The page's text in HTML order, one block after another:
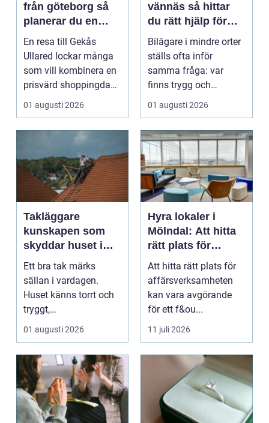
från göteborg så
planerar du en
smidig
shoppingdag
En resa till Gekås
Ullared lockar många
som vill kombinera en
prisvärd shoppingdag
med en enkel och ...
01 augusti 2026
vännäs så hittar
du rätt hjälp för
din bil
Bilägare i mindre orter
ställs ofta inför
samma fråga: var
finns trygg och
prisvärd hjälp när bilen
01 augusti 2026
Takläggare
kunskapen som
skyddar huset i
längden
Ett bra tak märks
sällan i vardagen.
Huset känns torrt och
tryggt,
inomhusklimatet
fungerar och ener...
01 augusti 2026
Hyra lokaler i
Mölndal: Att hitta
rätt plats för
affärsverksamhete
Att hitta rätt plats för
affärsverksamheten
kan vara avgörande
för ett f&ou...
11 juli 2026